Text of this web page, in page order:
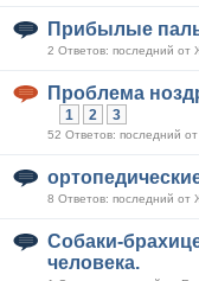
Прибылые
2 Ответов: последний от
Проблема
1 2 3
52 Ответов: последний
8 Ответов: последний от
Собаки-
человека.